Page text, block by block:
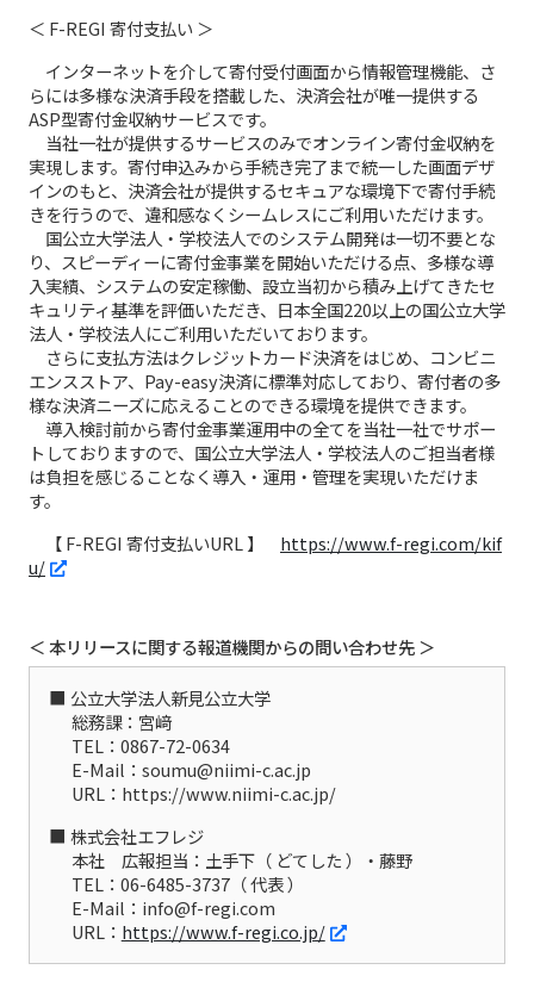
＜ F-REGI 寄付支払い ＞
インターネットを介して寄付受付画面から情報管理機能、さ
らには多様な決済手段を搭載した、決済会社が唯一提供する
ASP型寄付金収納サービスです。
当社一社が提供するサービスのみでオンライン寄付金収納を
実現します。寄付申込みから手続き完了まで統一した画面デザ
インのもと、決済会社が提供するセキュアな環境下で寄付手続
きを行うので、違和感なくシームレスにご利用いただけます。
国公立大学法人・学校法人でのシステム開発は一切不要とな
り、スピーディーに寄付金事業を開始いただける点、多様な導
入実績、システムの安定稼働、設立当初から積み上げてきたセ
キュリティ基準を評価いただき、日本全国220以上の国公立大学
法人・学校法人にご利用いただいております。
さらに支払方法はクレジットカード決済をはじめ、コンビニ
エンスストア、Pay-easy決済に標準対応しており、寄付者の多
様な決済ニーズに応えることのできる環境を提供できます。
導入検討前から寄付金事業運用中の全てを当社一社でサポー
トしておりますので、国公立大学法人・学校法人のご担当者様
は負担を感じることなく導入・運用・管理を実現いただけま
す。
【 F-REGI 寄付支払いURL 】 https://www.f-regi.com/kif
u/
＜ 本リリースに関する報道機関からの問い合わせ先 ＞
公立大学法人新見公立大学
総務課：宮﨑
TEL：0867-72-0634
E-Mail：soumu@niimi-c.ac.jp
URL：https://www.niimi-c.ac.jp/
株式会社エフレジ
本社 広報担当：土手下（ どてした ）・藤野
TEL：06-6485-3737（ 代表 ）
E-Mail：info@f-regi.com
URL： https://www.f-regi.co.jp/